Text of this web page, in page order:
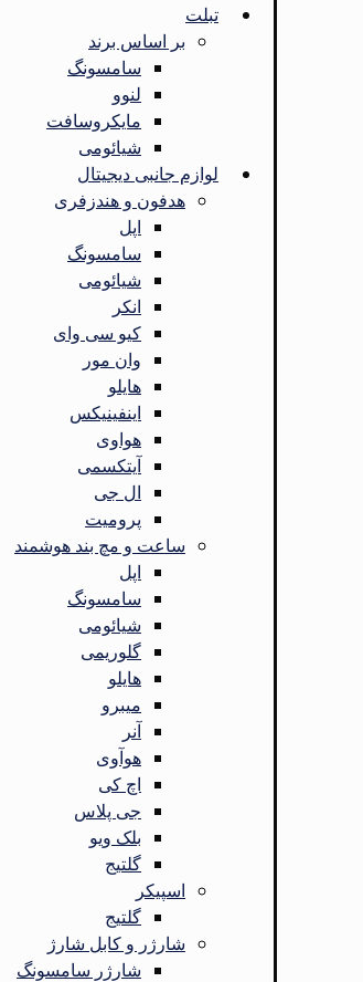
تبلت
بر اساس برند
سامسونگ
لنوو
مایکروسافت
شیائومی
لوازم جانبی دیجیتال
هدفون و هندزفری
اپل
سامسونگ
شیائومی
انکر
کیو سی وای
وان مور
هایلو
اینفینیکس
هواوی
آیتکسمی
ال جی
پرومیت
ساعت و مچ بند هوشمند
اپل
سامسونگ
شیائومی
گلوریمی
هایلو
میبرو
آنر
هوآوی
اچ کی
جی پلاس
بلک ویو
گلتیج
اسپیکر
گلتیج
شارژر و کابل شارژ
شارژر سامسونگ